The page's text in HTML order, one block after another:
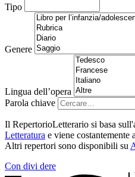
Tipo
Genere
Lingua dell’opera
Parola chiave
Il RepertorioLetterario si basa
Letteratura e viene costantemente
Altri repertori sono disponibili su
Con divi dere